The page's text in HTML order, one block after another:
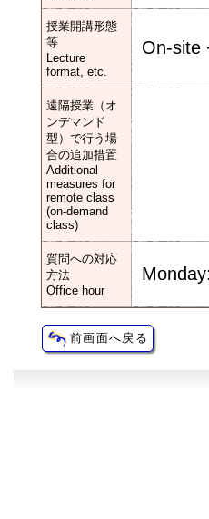
授業開講形態
等
Lecture
format, etc.
On-site
遠隔授業（オ
ンデマンド
型）で行う場
合の追加措置
Additional
measures for
remote class
(on-demand
class)
質問への対応
方法
Office hour